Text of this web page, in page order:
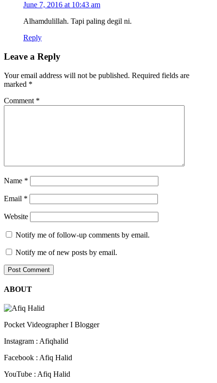
June 7, 2016 at 10:43 am
Alhamdulillah. Tapi paling degil ni.
Reply
Leave a Reply
Your email address will not be published. Required fields are
marked *
Comment *
Name *
Email *
Website
Notify me of follow-up comments by email.
Notify me of new posts by email.
ABOUT
Pocket Videographer I Blogger
Instagram : Afiqhalid
Facebook : Afiq Halid
YouTube : Afiq Halid